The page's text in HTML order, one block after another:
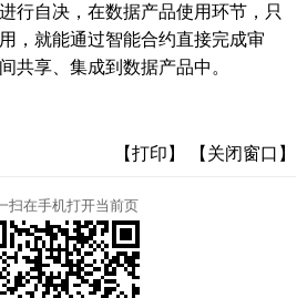
行自决，在数据产品使用环节，只
，就能通过智能合约直接完成审
共享、集成到数据产品中。
【打印】 【关闭窗口】
扫在手机打开当前页